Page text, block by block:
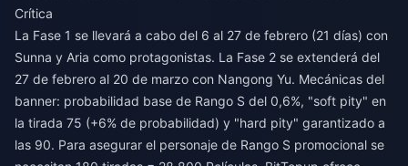
Crítica
La Fase 1 se llevará a cabo del 6 al 27 de febrero (21 días) con
Sunna y Aria como protagonistas. La Fase 2 se extenderá del
27 de febrero al 20 de marzo con Nangong Yu. Mecánicas del
banner: probabilidad base de Rango S del 0,6%, "soft pity" en
la tirada 75 (+6% de probabilidad) y "hard pity" garantizado a
las 90. Para asegurar el personaje de Rango S promocional se